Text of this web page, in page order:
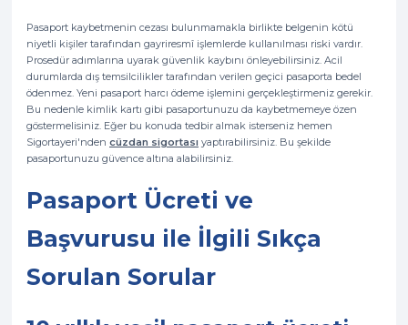
Pasaport kaybetmenin cezası bulunmamakla birlikte belgenin kötü
niyetli kişiler tarafından gayriresmî işlemlerde kullanılması riski vardır.
Prosedür adımlarına uyarak güvenlik kaybını önleyebilirsiniz. Acil
durumlarda dış temsilcilikler tarafından verilen geçici pasaporta bedel
ödenmez. Yeni pasaport harcı ödeme işlemini gerçekleştirmeniz gerekir.
Bu nedenle kimlik kartı gibi pasaportunuzu da kaybetmemeye özen
göstermelisiniz. Eğer bu konuda tedbir almak isterseniz hemen
Sigortayeri'nden cüzdan sigortası yaptırabilirsiniz. Bu şekilde
pasaportunuzu güvence altına alabilirsiniz.
Pasaport Ücreti ve
Başvurusu ile İlgili Sıkça
Sorulan Sorular